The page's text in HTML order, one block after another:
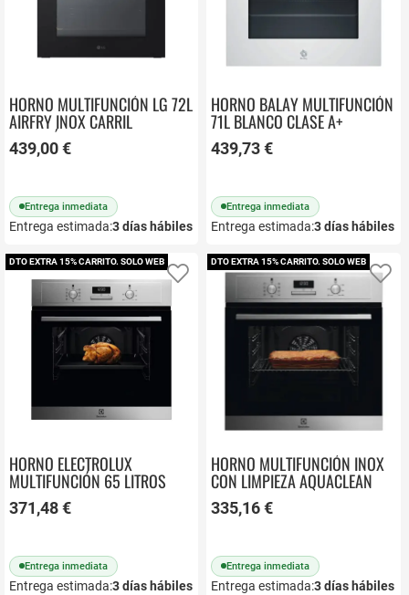
HORNO MULTIFUNCIÓN LG 72L
AIRFRY INOX CARRIL
TELESCÓPICO WS5D7210S
439,00 €
Entrega inmediata
Entrega estimada:3días hábiles
HORNO BALAY MULTIFUNCIÓN
71L BLANCO CLASE A+
AQUALISIS 3HB5131B3
439,73 €
Entrega inmediata
Entrega estimada:3días hábiles
DTO EXTRA 15% CARRITO. SOLO WEB
Añadir a favoritos
HORNO ELECTROLUX
MULTIFUNCIÓN 65 LITROS
EOF3H50BX
371,48 €
Entrega inmediata
Entrega estimada:3días hábiles
DTO EXTRA 15% CARRITO. SOLO WEB
HORNO MULTIFUNCIÓN INOX
CON LIMPIEZA AQUACLEAN
ELECTROLUX EOF3H40BX
335,16 €
Entrega inmediata
Entrega estimada:3días hábiles